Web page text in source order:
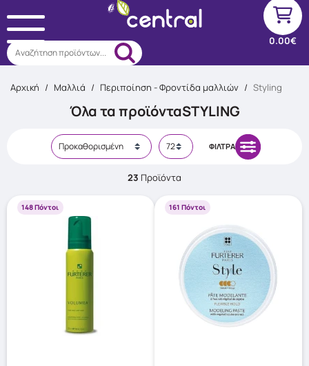
Αναζήτηση προϊόντων...
0.00€
Αρχική / Μαλλιά / Περιποίηση - Φροντίδα μαλλιών / Styling
ΦΊΛΤΡΑ
Όλα τα προϊόνταSTYLING
23 Προϊόντα
148 Πόντοι 161 Πόντοι